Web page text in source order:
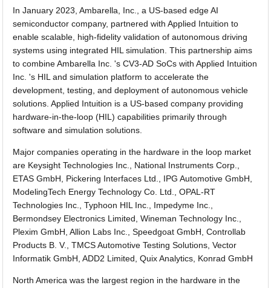
In January 2023, Ambarella, Inc., a US-based edge AI
semiconductor company, partnered with Applied Intuition to
enable scalable, high-fidelity validation of autonomous driving
systems using integrated HIL simulation. This partnership aims
to combine Ambarella Inc. 's CV3-AD SoCs with Applied Intuition
Inc. 's HIL and simulation platform to accelerate the
development, testing, and deployment of autonomous vehicle
solutions. Applied Intuition is a US-based company providing
hardware-in-the-loop (HIL) capabilities primarily through
software and simulation solutions.
Major companies operating in the hardware in the loop market
are Keysight Technologies Inc., National Instruments Corp.,
ETAS GmbH, Pickering Interfaces Ltd., IPG Automotive GmbH,
ModelingTech Energy Technology Co. Ltd., OPAL-RT
Technologies Inc., Typhoon HIL Inc., Impedyme Inc.,
Bermondsey Electronics Limited, Wineman Technology Inc.,
Plexim GmbH, Allion Labs Inc., Speedgoat GmbH, Controllab
Products B. V., TMCS Automotive Testing Solutions, Vector
Informatik GmbH, ADD2 Limited, Quix Analytics, Konrad GmbH
North America was the largest region in the hardware in the